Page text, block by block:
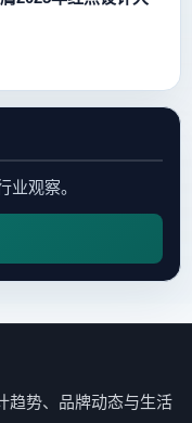
业观察。
趋势、品牌动态与生活